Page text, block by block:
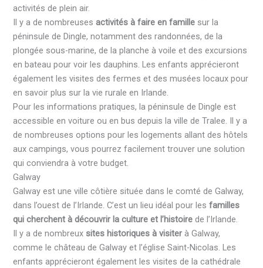
activités de plein air.
Il y a de nombreusesactivités à faire en famille sur la
péninsule de Dingle, notamment des randonnées, de la
plongée sous-marine, de la planche à voile et des excursions
en bateau pour voir les dauphins. Les enfants apprécieront
également les visites des fermes et des musées locaux pour
en savoir plus sur la vie rurale en Irlande.
Pour les informations pratiques, la péninsule de Dingle est
accessible en voiture ou en bus depuis la ville de Tralee. Il y a
de nombreuses options pour les logements allant des hôtels
aux campings, vous pourrez facilement trouver une solution
qui conviendra à votre budget.
Galway
Galway est une ville côtière située dans le comté de Galway,
dans l’ouest de l’Irlande. C’est un lieu idéal pour lesfamilles
qui cherchent à découvrir la culture et l’histoire de l’Irlande.
Il y a de nombreux sites historiques à visiter à Galway,
comme le château de Galway et l’église Saint-Nicolas. Les
enfants apprécieront également les visites de la cathédrale